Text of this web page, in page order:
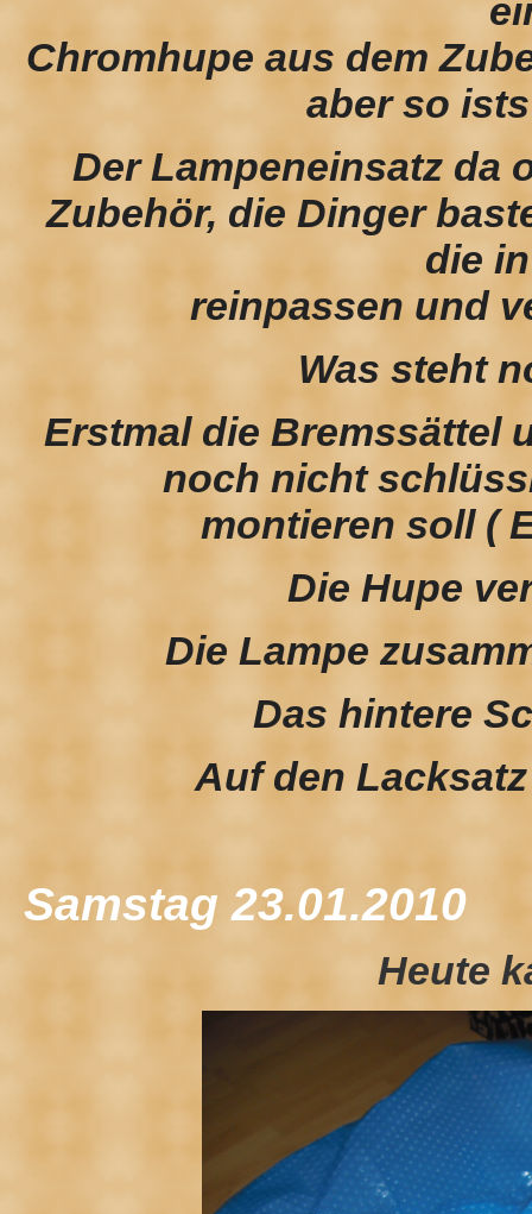
Chromhupe aus dem
aber so
Der Lampeneinsatz da
Zubehör, die Dinger
die
reinpassen und
Was steht
Erstmal die Bremssättel
noch nicht
montieren soll (
Die Hupe
Die Lampe
Das hintere
Auf den
Samstag 23.01.2010
Heute